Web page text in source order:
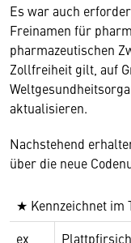
Es war auch
Freinamen für
pharmazeutischen
Zollfreiheit gilt, auf
aktualisieren.
Nachstehend
über die neue
★ Kennzeichnet im
ex